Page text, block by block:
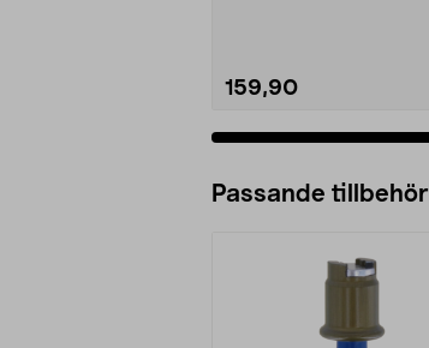
159,90
Passande tillbehör